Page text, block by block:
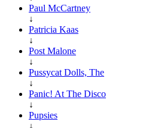
Paul McCartney
↓
Patricia Kaas
↓
Post Malone
↓
Pussycat Dolls, The
↓
Panic! At The Disco
↓
Pupsies
↓